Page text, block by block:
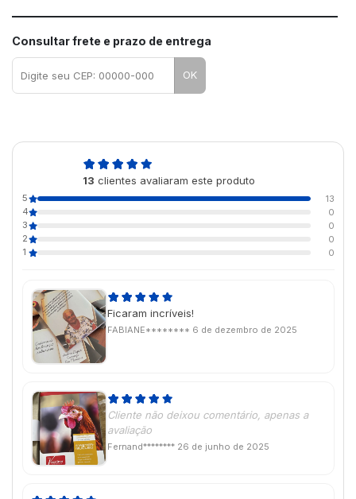
Consultar frete e prazo de entrega
OK
13 clientes avaliaram este produto
5
13
4
0
3
0
2
0
1
0
Ficaram incríveis!
FABIANE******** 6 de dezembro de 2025
Cliente não deixou comentário, apenas a
avaliação
Fernand******** 26 de junho de 2025